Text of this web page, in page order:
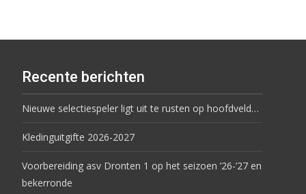
Recente berichten
Nieuwe selectiespeler ligt uit te rusten op hoofdveld…
Kledinguitgifte 2026-2027
Voorbereiding asv Dronten 1 op het seizoen ’26-’27 en
bekerronde